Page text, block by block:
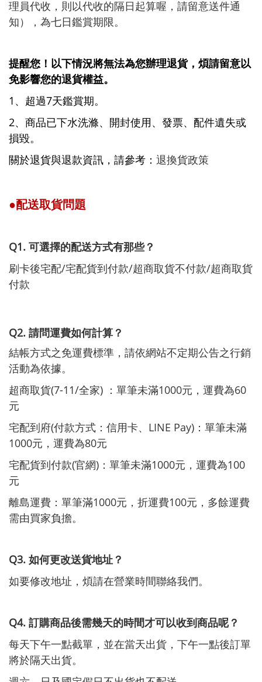
理員代收，則以代收的隔日起算喔，請留意送件通
知），為七日鑑賞期限。
提醒您！以下情況將無法為您辦理退貨，煩請留意以
免影響您的退貨權益。
1、超過7天鑑賞期。
2、商品已下水洗滌、開封使用、發票、配件遺失或
損毀。
關於退貨與退款資訊，請參考： 退換貨政策
●配送取貨問題
Q1. 可選擇的配送方式有那些？
刷卡後宅配/宅配貨到付款/超商取貨不付款/超商取貨
付款
Q2. 請問運費如何計算？
結帳方式之免運費標準，請依網站不定期公告之行銷
活動為依據。
超商取貨(7-11/全家) ：單筆未滿1000元，運費為60
元
宅配到府(付款方式：信用卡、LINE Pay)：單筆未滿
1000元，運費為80元
宅配貨到付款(官網)：單筆未滿1000元，運費為100
元
離島運費：單筆滿1000元，折運費100元，多餘運費
需由買家負擔。
Q3. 如何更改送貨地址？
如要修改地址，煩請在營業時間聯絡我們。
Q4. 訂購商品後需幾天的時間才可以收到商品呢？
每天下午一點截單，並在當天出貨，下午一點後訂單
將於隔天出貨。